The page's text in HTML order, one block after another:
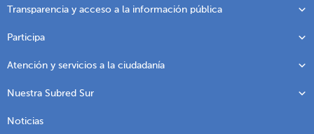
Transparencia y acceso a la información pública
Participa
Atención y servicios a la ciudadanía
Nuestra Subred Sur
Noticias